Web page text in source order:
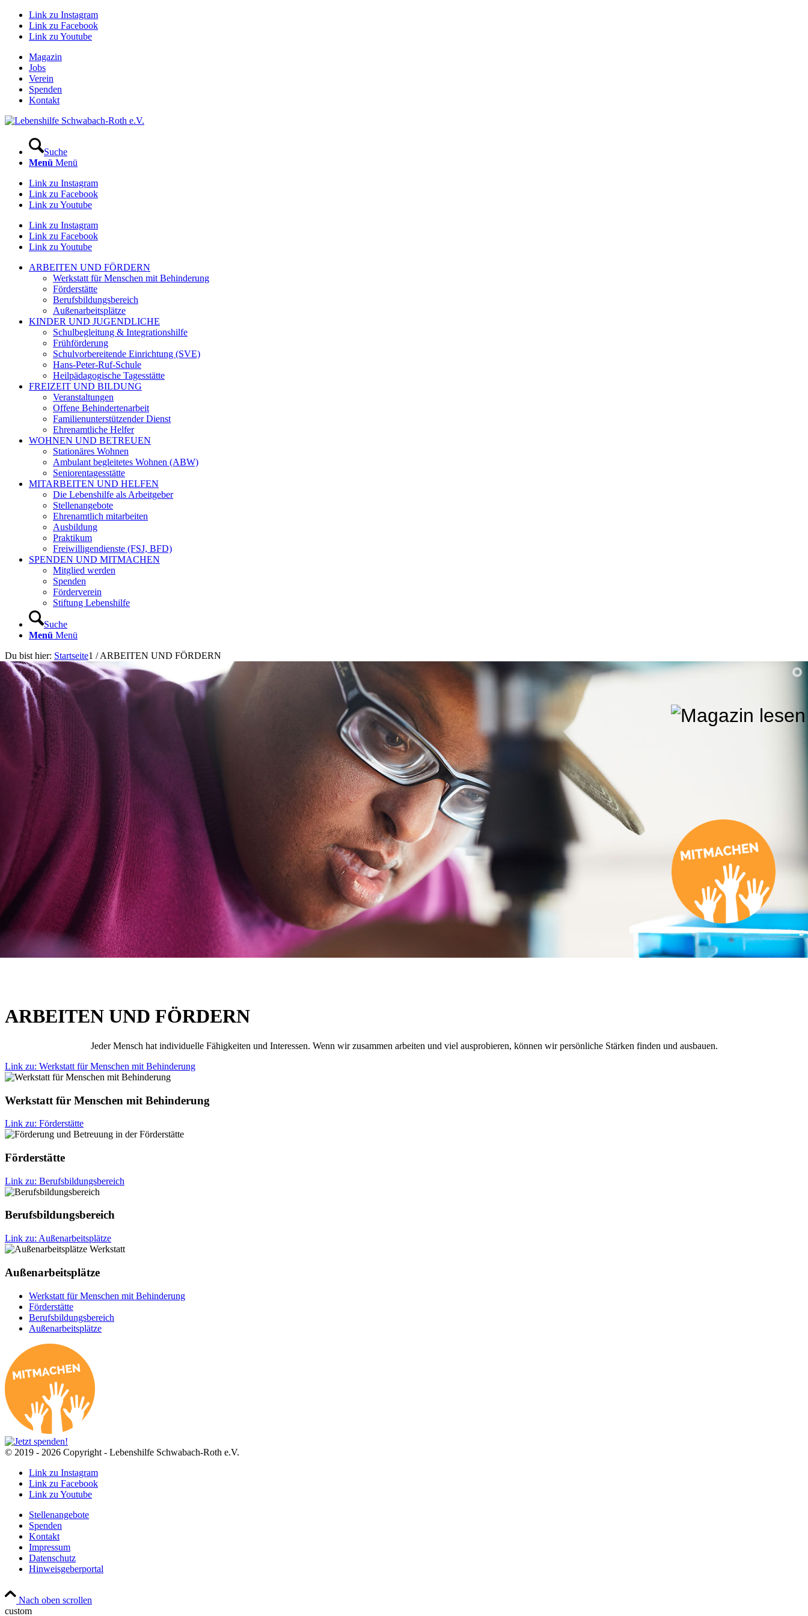
Link zu Instagram
Link zu Facebook
Link zu Youtube
Magazin
Jobs
Verein
Spenden
Kontakt
Suche
Menü Menü
Link zu Instagram
Link zu Facebook
Link zu Youtube
Link zu Instagram
Link zu Facebook
Link zu Youtube
ARBEITEN UND FÖRDERN
Werkstatt für Menschen mit Behinderung
Förderstätte
Berufsbildungsbereich
Außenarbeitsplätze
KINDER UND JUGENDLICHE
Schulbegleitung & Integrationshilfe
Frühförderung
Schulvorbereitende Einrichtung (SVE)
Hans-Peter-Ruf-Schule
Heilpädagogische Tagesstätte
FREIZEIT UND BILDUNG
Veranstaltungen
Offene Behindertenarbeit
Familienunterstützender Dienst
Ehrenamtliche Helfer
WOHNEN UND BETREUEN
Stationäres Wohnen
Ambulant begleitetes Wohnen (ABW)
Seniorentagesstätte
MITARBEITEN UND HELFEN
Die Lebenshilfe als Arbeitgeber
Stellenangebote
Ehrenamtlich mitarbeiten
Ausbildung
Praktikum
Freiwilligendienste (FSJ, BFD)
SPENDEN UND MITMACHEN
Mitglied werden
Spenden
Förderverein
Stiftung Lebenshilfe
Suche
Menü Menü
Du bist hier: Startseite1 / ARBEITEN UND FÖRDERN
ARBEITEN UND FÖRDERN
Jeder Mensch hat individuelle Fähigkeiten und Interessen. Wenn wir zusammen arbeiten und viel ausprobieren, können wir persönliche Stärken finden und ausbauen.
Link zu: Werkstatt für Menschen mit Behinderung
Werkstatt für Menschen mit Behinderung
Link zu: Förderstätte
Förderstätte
Link zu: Berufsbildungsbereich
Berufsbildungsbereich
Link zu: Außenarbeitsplätze
Außenarbeitsplätze
Werkstatt für Menschen mit Behinderung
Förderstätte
Berufsbildungsbereich
Außenarbeitsplätze
© 2019 - 2026 Copyright - Lebenshilfe Schwabach-Roth e.V.
Link zu Instagram
Link zu Facebook
Link zu Youtube
Stellenangebote
Spenden
Kontakt
Impressum
Datenschutz
Hinweisgeberportal
Nach oben scrollen
custom